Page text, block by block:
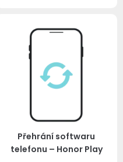
Přehrání softwaru
telefonu – Honor Play